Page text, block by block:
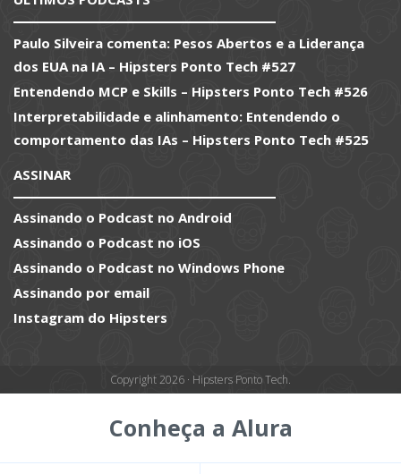
Paulo Silveira comenta: Pesos Abertos e a Liderança
dos EUA na IA – Hipsters Ponto Tech #527
Entendendo MCP e Skills – Hipsters Ponto Tech #526
Interpretabilidade e alinhamento: Entendendo o
comportamento das IAs – Hipsters Ponto Tech #525
ASSINAR
Assinando o Podcast no Android
Assinando o Podcast no iOS
Assinando o Podcast no Windows Phone
Assinando por email
Instagram do Hipsters
Copyright 2026 · Hipsters Ponto Tech.
Conheça a Alura